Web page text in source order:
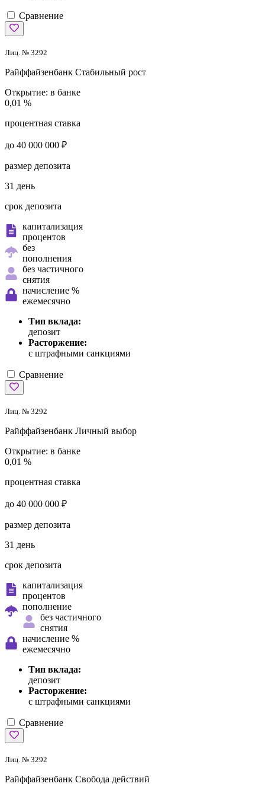
Сравнение
Лиц. № 3292
Райффайзенбанк Стабильный рост
Открытие: в банке
0,01 %
процентная ставка
до 40 000 000 ₽
размер депозита
31 день
срок депозита
капитализация
процентов
без
пополнения
без частичного
снятия
начисление %
ежемесячно
Тип вклада:
депозит
Расторжение:
с штрафными санкциями
Сравнение
Лиц. № 3292
Райффайзенбанк Личный выбор
Открытие: в банке
0,01 %
процентная ставка
до 40 000 000 ₽
размер депозита
31 день
срок депозита
капитализация
процентов
пополнение
без частичного
снятия
начисление %
ежемесячно
Тип вклада:
депозит
Расторжение:
с штрафными санкциями
Сравнение
Лиц. № 3292
Райффайзенбанк Свобода действий